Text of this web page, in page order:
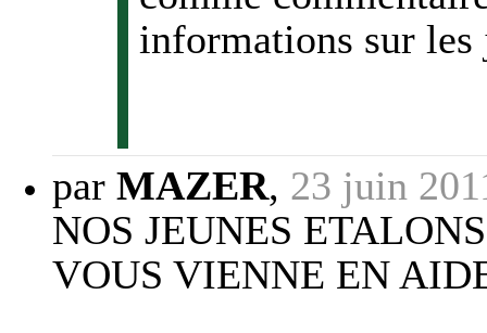
informations sur les
par MAZER, 23 juin
NOS JEUNES
VOUS VIENNE EN